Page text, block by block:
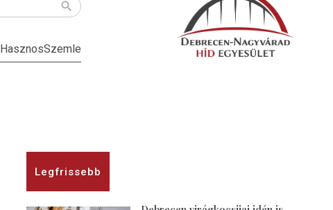
HasznosSzemle
Legfrissebb